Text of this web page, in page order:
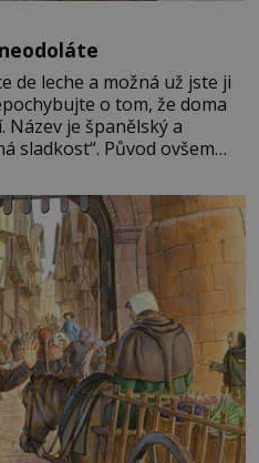
de leche a možná už jste ji
o tom, že doma
je španělský a
sladkost“. Původ ovšem
zemí a k tomu